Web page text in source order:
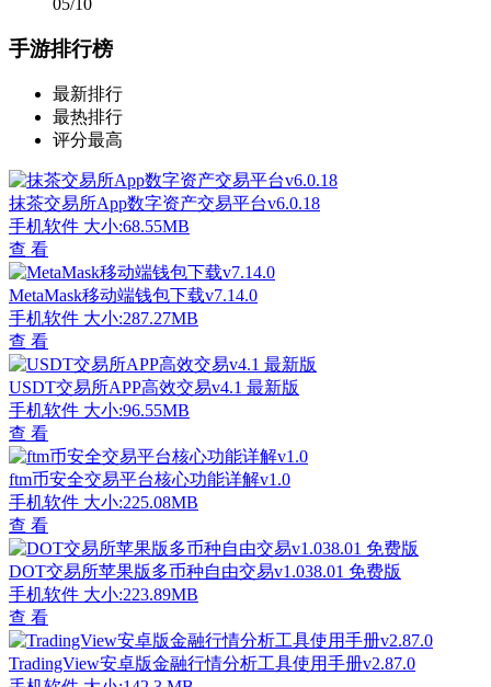
手游排行榜
最新排行
最热排行
评分最高
抹茶交易所App数字资产交易平台v6.0.18
手机软件 大小:68.55MB
查 看
MetaMask移动端钱包下载v7.14.0
手机软件 大小:287.27MB
查 看
USDT交易所APP高效交易v4.1 最新版
手机软件 大小:96.55MB
查 看
ftm币安全交易平台核心功能详解v1.0
手机软件 大小:225.08MB
查 看
DOT交易所苹果版多币种自由交易v1.038.01 免费版
手机软件 大小:223.89MB
查 看
TradingView安卓版金融行情分析工具使用手册v2.87.0